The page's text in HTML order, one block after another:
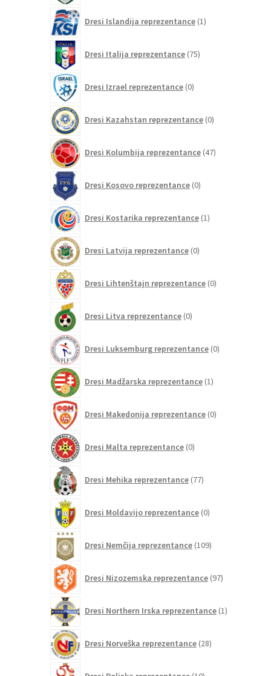
Dresi Islandija reprezentance 1izdelek
Dresi Italija reprezentance 75izdelkov
Dresi Izrael reprezentance 0izdelkov
Dresi Kazahstan reprezentance 0izdelkov
Dresi Kolumbija reprezentance 47izdelkov
Dresi Kosovo reprezentance 0izdelkov
Dresi Kostarika reprezentance 1izdelek
Dresi Latvija reprezentance 0izdelkov
Dresi Lihtenštajn reprezentance 0izdelkov
Dresi Litva reprezentance 0izdelkov
Dresi Luksemburg reprezentance 0izdelkov
Dresi Madžarska reprezentance 1izdelek
Dresi Makedonija reprezentance 0izdelkov
Dresi Malta reprezentance 0izdelkov
Dresi Mehika reprezentance 77izdelkov
Dresi Moldavijo reprezentance 0izdelkov
Dresi Nemčija reprezentance 109izdelkov
Dresi Nizozemska reprezentance 97izdelkov
Dresi Northern Irska reprezentance 1izdelek
Dresi Norveška reprezentance 28izdelkov